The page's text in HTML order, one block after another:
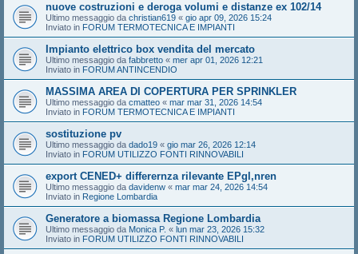
nuove costruzioni e deroga volumi e distanze ex 102/14
Ultimo messaggio da christian619 « gio apr 09, 2026 15:24
Inviato in FORUM TERMOTECNICA E IMPIANTI
Impianto elettrico box vendita del mercato
Ultimo messaggio da fabbretto « mer apr 01, 2026 12:21
Inviato in FORUM ANTINCENDIO
MASSIMA AREA DI COPERTURA PER SPRINKLER
Ultimo messaggio da cmatteo « mar mar 31, 2026 14:54
Inviato in FORUM TERMOTECNICA E IMPIANTI
sostituzione pv
Ultimo messaggio da dado19 « gio mar 26, 2026 12:14
Inviato in FORUM UTILIZZO FONTI RINNOVABILI
export CENED+ differernza rilevante EPgl,nren
Ultimo messaggio da davidenw « mar mar 24, 2026 14:54
Inviato in Regione Lombardia
Generatore a biomassa Regione Lombardia
Ultimo messaggio da Monica P. « lun mar 23, 2026 15:32
Inviato in FORUM UTILIZZO FONTI RINNOVABILI